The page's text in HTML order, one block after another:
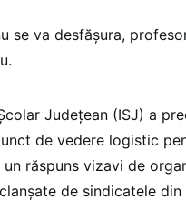
se va desfăşura,
Judeţean (ISJ) a
de vedere logistic
răspuns vizavi de
de sindicatele din